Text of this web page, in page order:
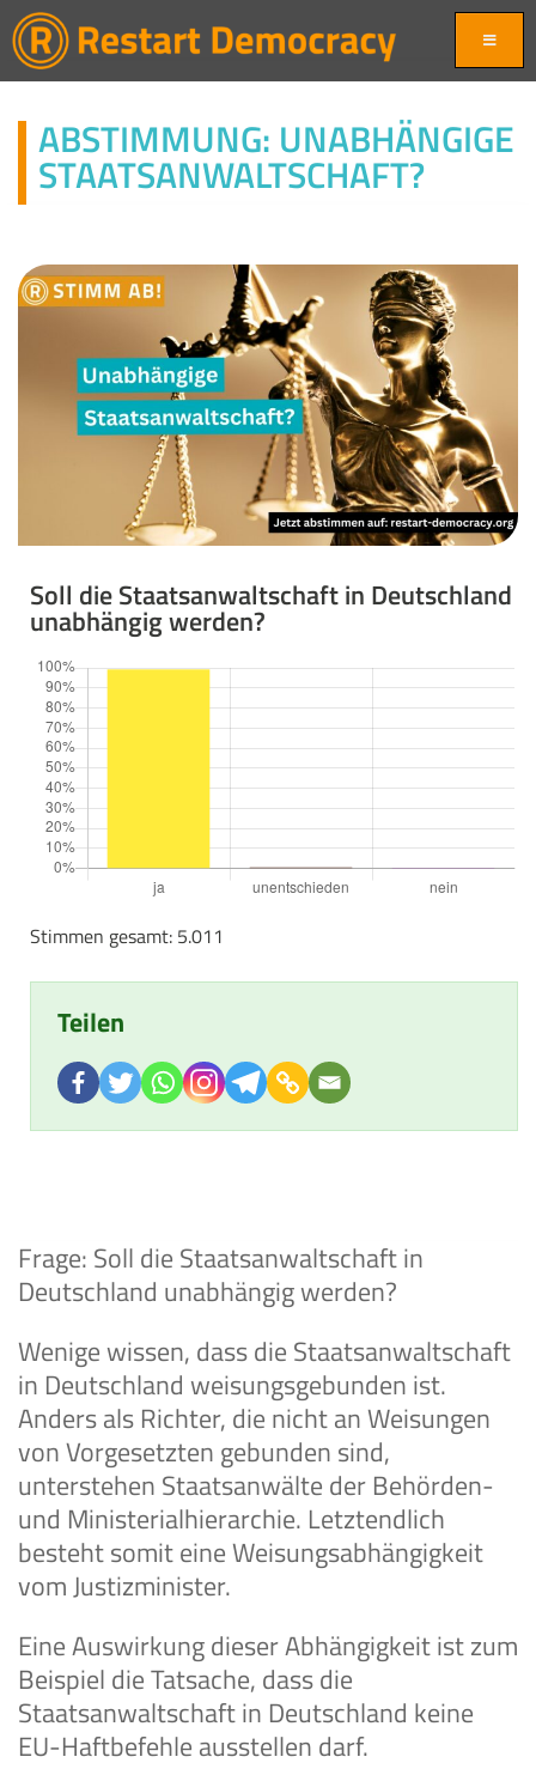
ABSTIMMUNG: UNABHÄNGIGE
STAATSANWALTSCHAFT?
Soll die Staatsanwaltschaft in Deutschland
unabhängig werden?
Stimmen gesamt: 5.011
Teilen
Frage: Soll die Staatsanwaltschaft in
Deutschland unabhängig werden?
Wenige wissen, dass die Staatsanwaltschaft
in Deutschland weisungsgebunden ist.
Anders als Richter, die nicht an Weisungen
von Vorgesetzten gebunden sind,
unterstehen Staatsanwälte der Behörden-
und Ministerialhierarchie. Letztendlich
besteht somit eine Weisungsabhängigkeit
vom Justizminister.
Eine Auswirkung dieser Abhängigkeit ist zum
Beispiel die Tatsache, dass die
Staatsanwaltschaft in Deutschland keine
EU-Haftbefehle ausstellen darf.